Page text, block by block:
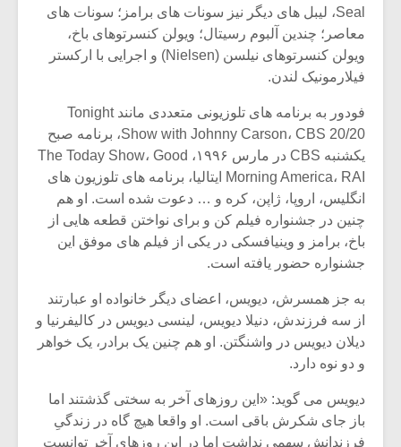
Seal، لیبل های دیگر نیز سونات های برامز؛ سونات های
معاصر؛ چندین آلبوم رسیتال؛ ویولن کنسرتوهای باخ،
ویولن کنسرتوهای نیلسن (Nielsen) و اجرایی با ارکستر
فیلارمونیک لندن.
فودور به برنامه های تلوزیونی متعددی مانند Tonight
Show with Johnny Carson، CBS 20/20، برنامه صبح
یکشنبه CBS در مارس ۱۹۹۶، The Today Show، Good
Morning America، RAI ایتالیا، برنامه های تلوزیون های
انگلیس، اروپا، ژاپن، کره و … دعوت شده است. او هم
چنین در جشنواره فیلم کن و برای نواختن قطعه هایی از
باخ، برامز و وینیافسکی در یکی از فیلم های موفق این
جشنواره حضور یافته است.
به جز همسرش، دیویس، اعضای دیگر خانواده او عبارتند
از سه فرزندش، دنیلا دیویس، لینسی دیویس در کالیفرنیا و
دیلان دیویس در واشنگتن. او هم چنین یک برادر، یک خواهر
و دو نوه دارد.
دیویس می گوید: «این روزهای آخر به سختی گذشتند اما
باز جای شکرش باقی است. او واقعا هیچ گاه در زندگیِ
فرزندانش سهمی نداشت اما در این روزهای آخر توانست